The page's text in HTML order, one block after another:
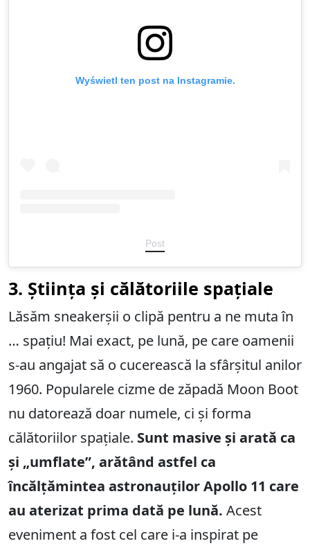
Wyświetl ten post na Instagramie.
Post
3. Știința și călătoriile spațiale
Lăsăm sneakerșii o clipă pentru a ne muta în
… spațiu! Mai exact, pe lună, pe care oamenii
s-au angajat să o cucerească la sfârșitul anilor
1960. Popularele cizme de zăpadă Moon Boot
nu datorează doar numele, ci și forma
călătoriilor spațiale. Sunt masive și arată ca
și „umflate”, arătând astfel ca
încălțămintea astronauților Apollo 11 care
au aterizat prima dată pe lună. Acest
eveniment a fost cel care i-a inspirat pe